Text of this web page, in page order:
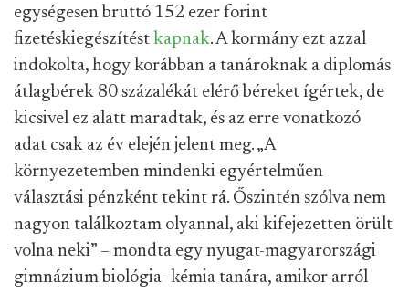
egységesen bruttó 152 ezer forint
fizetéskiegészítést kapnak. A kormány ezt azzal
indokolta, hogy korábban a tanároknak a diplomás
átlagbérek 80 százalékát elérő béreket ígértek, de
kicsivel ez alatt maradtak, és az erre vonatkozó
adat csak az év elején jelent meg. „A
környezetemben mindenki egyértelműen
választási pénzként tekint rá. Őszintén szólva nem
nagyon találkoztam olyannal, aki kifejezetten örült
volna neki” – mondta egy nyugat-magyarországi
gimnázium biológia–kémia tanára, amikor arról